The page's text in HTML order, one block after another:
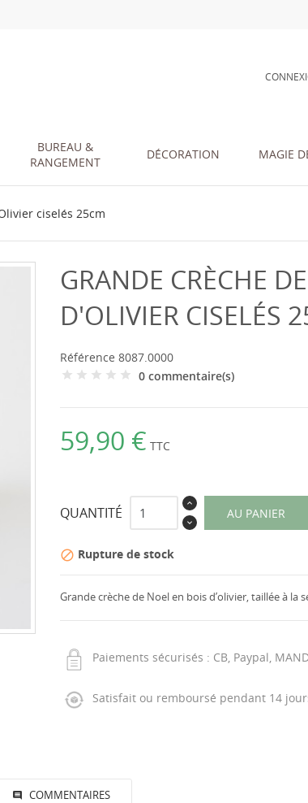
BUREAU &
RANGEMENT
DÉCORATION MAGIE
ciselés 25cm
GRANDE CRÈCHE
D'OLIVIER CISELÉS
Référence 8087.0000
0 commentaire(s)
59,90 € TTC
QUANTITÉ AU PANIER
 Rupture de stock
Grande crèche de Noel en bois d’olivier, taillée à la
Paiements sécurisés : CB, Paypal,
Satisfait ou remboursé pendant 14
COMMENTAIRES